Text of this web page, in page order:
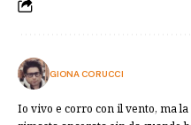
GIONA CORUCCI
Io vivo e corro con il vento, ma